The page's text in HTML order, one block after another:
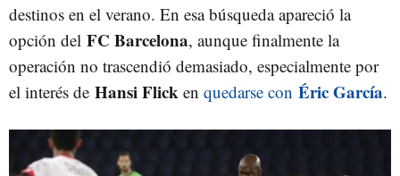
destinos en el verano. En esa búsqueda apareció la
opción del FC Barcelona, aunque finalmente la
operación no trascendió demasiado, especialmente por
el interés de Hansi Flick en quedarse con Éric García.